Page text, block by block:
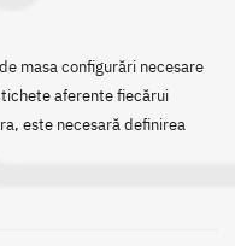
masa configurări necesare
aferente fiecărui
este necesară definirea